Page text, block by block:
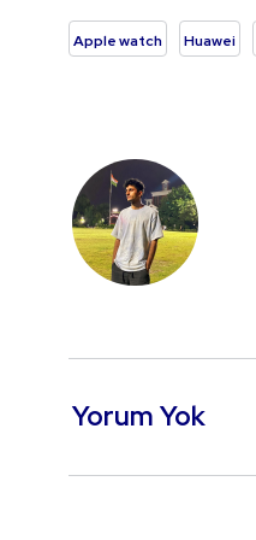
Apple watch Huawei
Yorum Yok